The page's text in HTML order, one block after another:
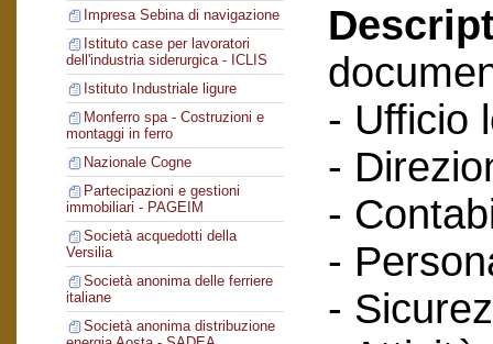
Impresa Sebina di navigazione
Istituto case per lavoratori
dell'industria siderurgica - ICLIS
Istituto Industriale ligure
Monferro spa - Costruzioni e
montaggi in ferro
Nazionale Cogne
Partecipazioni e gestioni
immobiliari - PAGEIM
Società acquedotti della
Versilia
Società anonima delle ferriere
italiane
Società anonima distribuzione
- Ufficio
-
-
-
-